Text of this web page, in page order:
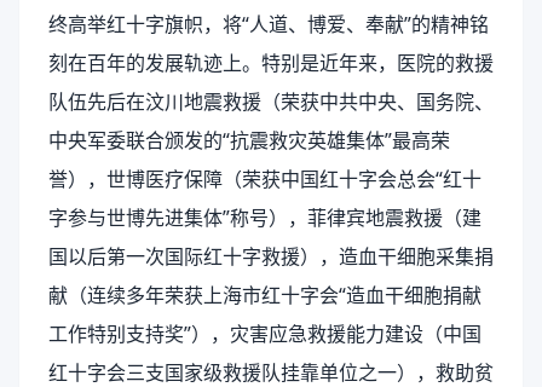
终高举红十字旗帜，将“人道、博爱、奉献”的精神铭
刻在百年的发展轨迹上。特别是近年来，医院的救援
队伍先后在汶川地震救援（荣获中共中央、国务院、
中央军委联合颁发的“抗震救灾英雄集体”最高荣
誉），世博医疗保障（荣获中国红十字会总会“红十
字参与世博先进集体”称号），菲律宾地震救援（建
国以后第一次国际红十字救援），造血干细胞采集捐
献（连续多年荣获上海市红十字会“造血干细胞捐献
工作特别支持奖”），灾害应急救援能力建设（中国
红十字会三支国家级救援队挂靠单位之一），救助贫